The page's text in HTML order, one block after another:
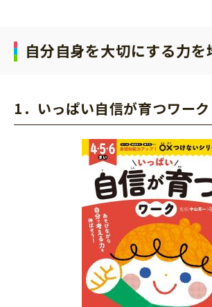
自分自身を大切にする力を
1．いっぱい自信が育つワーク